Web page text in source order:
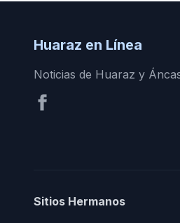
Huaraz en Línea
Noticias de Huaraz y
Sitios Hermanos